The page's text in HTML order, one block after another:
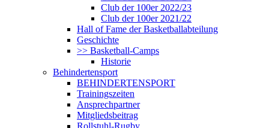
Club der 100er 2022/23
Club der 100er 2021/22
Hall of Fame der Basketballabteilung
Geschichte
>> Basketball-Camps
Historie
Behindertensport
BEHINDERTENSPORT
Trainingszeiten
Ansprechpartner
Mitgliedsbeitrag
Rollstuhl-Rugby